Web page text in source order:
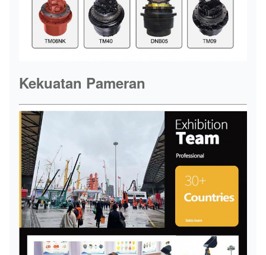
Kekuatan Pameran